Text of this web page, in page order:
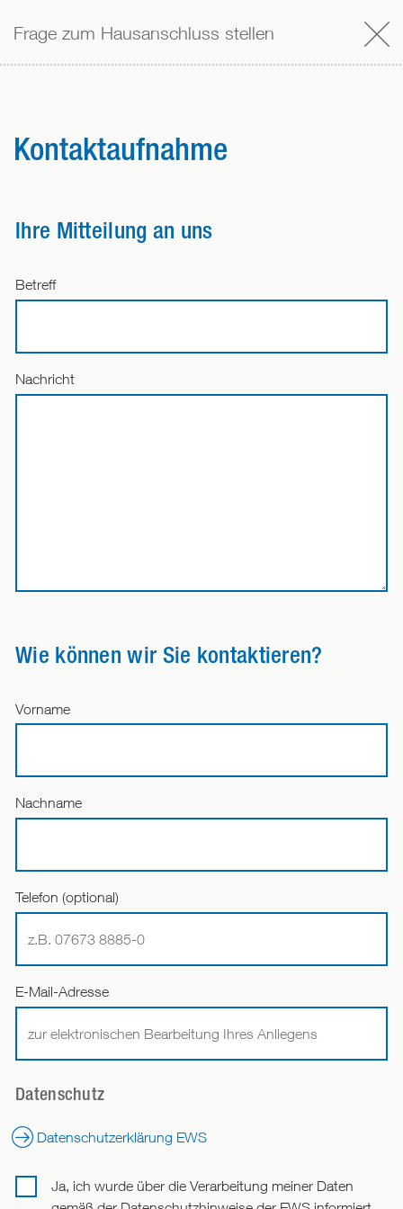
Frage zum Hausanschluss stellen
Kontaktaufnahme
Ihre Mitteilung an uns
Betreff
Nachricht
Wie können wir Sie kontaktieren?
Vorname
Nachname
Telefon (optional)
E-Mail-Adresse
Datenschutz
Datenschutzerklärung EWS
Ja, ich wurde über die Verarbeitung meiner Daten